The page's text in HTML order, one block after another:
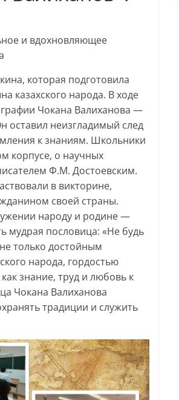
и вдохновляющее
которая подготовила
казахского народа. В ходе
Чокана Валиханова —
оставил неизгладимый след
к знаниям. Школьники
корпусе, о научных
Ф.М. Достоевским.
в викторине,
своей страны.
народу и родине —
мудрая пословица: «Не будь
только достойным
народа, гордостью
знание, труд и любовь к
Чокана Валиханова
традиции и служить